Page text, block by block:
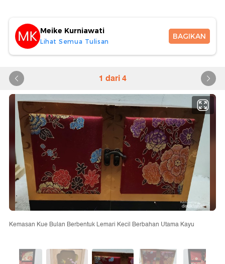
Meike Kurniawati
Lihat Semua Tulisan
BAGIKAN
1 dari 4
Kemasan Kue Bulan Berbentuk Lemari Kecil Berbahan Utama Kayu